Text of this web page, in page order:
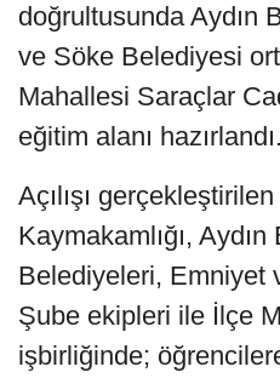
doğrultusunda Aydın
ve Söke Belediyesi
Mahallesi Saraçlar
eğitim alanı hazırlandı.
Açılışı
Kaymakamlığı,
Belediyeleri, Emniyet
Şube ekipleri ile İlçe
işbirliğinde;